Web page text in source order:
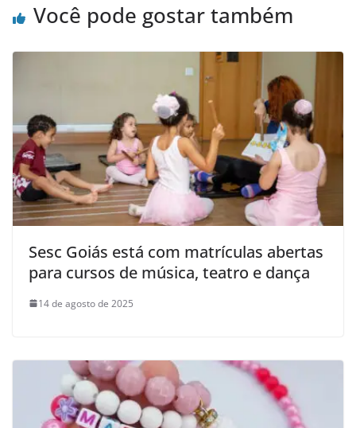
Você pode gostar também
Sesc Goiás está com matrículas abertas
para cursos de música, teatro e dança
14 de agosto de 2025